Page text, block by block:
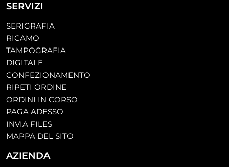
SERVIZI
SERIGRAFIA
RICAMO
TAMPOGRAFIA
DIGITALE
CONFEZIONAMENTO
RIPETI ORDINE
ORDINI IN CORSO
PAGA ADESSO
INVIA FILES
MAPPA DEL SITO
AZIENDA